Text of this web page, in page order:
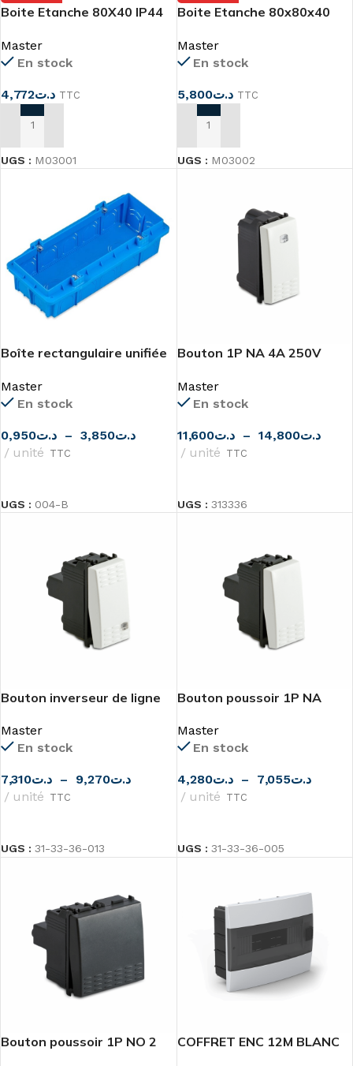
Boite Etanche 80X40 IP44
Master
En stock
د.ت4,772 TTC
AJOUTER AU PANIER
UGS : M03001
Boite Etanche 80x80x40
Master
En stock
د.ت5,800 TTC
AJOUTER AU PANIER
UGS : M03002
Boîte rectangulaire unifiée
encastrement Master
Master
En stock
د.ت0,950 – د.ت3,850
unité TTC
UGS : 004-B
Bouton 1P NA 4A 250V
Master
En stock
د.ت11,600 – د.ت14,800
unité TTC
UGS : 313336
Bouton inverseur de ligne
MODO de MASTER
Master
En stock
د.ت7,310 – د.ت9,270
unité TTC
UGS : 31-33-36-013
Bouton poussoir 1P NA
Master
En stock
د.ت4,280 – د.ت7,055
unité TTC
UGS : 31-33-36-005
Bouton poussoir 1P NO 2
COFFRET ENC 12M BLANC